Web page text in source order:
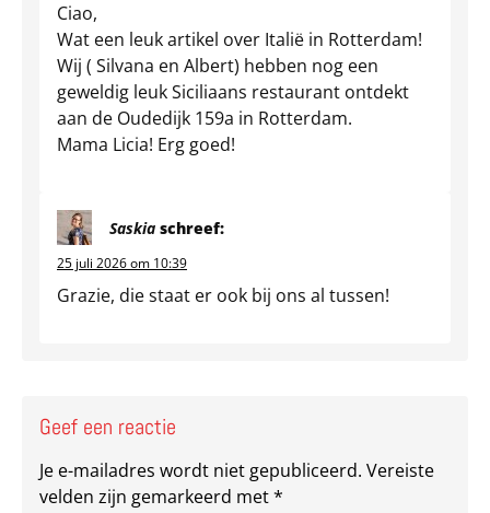
Ciao,
Wat een leuk artikel over Italië in Rotterdam!
Wij ( Silvana en Albert) hebben nog een
geweldig leuk Siciliaans restaurant ontdekt
aan de Oudedijk 159a in Rotterdam.
Mama Licia! Erg goed!
Saskia schreef:
25 juli 2026 om 10:39
Grazie, die staat er ook bij ons al tussen!
Geef een reactie
Je e-mailadres wordt niet gepubliceerd. Vereiste
velden zijn gemarkeerd met*